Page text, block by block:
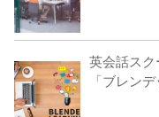
英会話ス
「ブレン